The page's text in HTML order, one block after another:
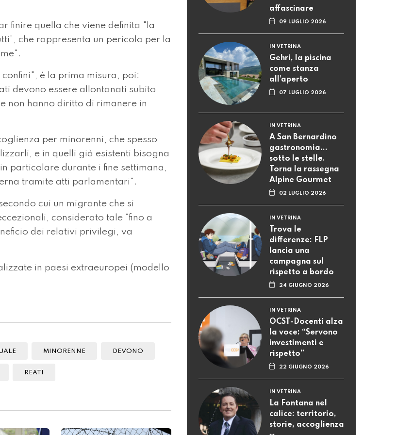
finire quella che viene definita "la
che rappresenta un pericolo per la
è la prima misura, poi:
devono essere allontanati subito
non hanno diritto di rimanere in
per minorenni, che spesso
e in quelli già esistenti bisogna
particolare durante i fine settimana,
tramite atti parlamentari".
cui un migrante che si
considerato tale “fino a
dei relativi privilegi, va
in paesi extraeuropei (modello
MINORENNE DEVONO
REATI
A San Bernardino
sotto le stelle.
Torna la rassegna
Alpine Gourmet
02 LUGLIO 2026
IN VETRINA
Trova le
campagna sul
rispetto a bordo
IN VETRINA
OCST-Docenti alza
rispetto”
IN VETRINA
La Fontana nel
calice: territorio,